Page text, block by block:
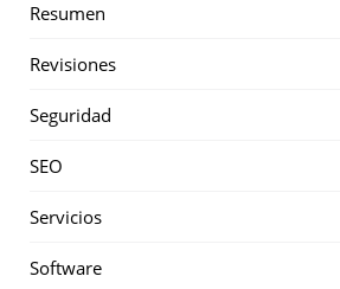
Resumen
Revisiones
Seguridad
SEO
Servicios
Software